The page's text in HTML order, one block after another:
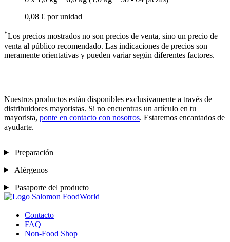
0,08 € por unidad
*Los precios mostrados no son precios de venta, sino un precio de
venta al público recomendado. Las indicaciones de precios son
meramente orientativas y pueden variar según diferentes factores.
Nuestros productos están disponibles exclusivamente a través de
distribuidores mayoristas. Si no encuentras un artículo en tu
mayorista, ponte en contacto con nosotros. Estaremos encantados de
ayudarte.
Preparación
Alérgenos
Pasaporte del producto
Contacto
FAQ
Non-Food Shop